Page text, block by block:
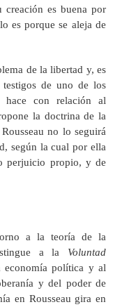
creación es buena por
es porque se aleja de
de la libertad y, es
testigos de uno de los
hace con relación al
la doctrina de la
no lo seguirá
según la cual por ella
perjuicio propio, y de
a la teoría de la
a la Voluntad
política y al
y del poder de
en Rousseau gira en